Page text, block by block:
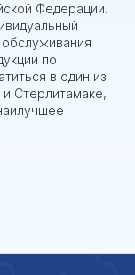
Федерации.
по
в один из
Стерлитамаке,